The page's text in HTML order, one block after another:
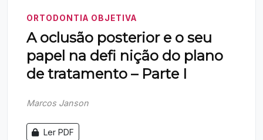
ORTODONTIA OBJETIVA
A oclusão posterior e o seu
papel na defi nição do plano
de tratamento – Parte I
Marcos Janson
Ler PDF